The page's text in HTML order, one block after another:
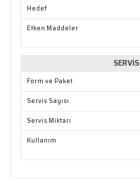
Hedef
Etken Maddeler
Form ve Paket
Servis Sayısı
Servis Miktarı
Kullanım